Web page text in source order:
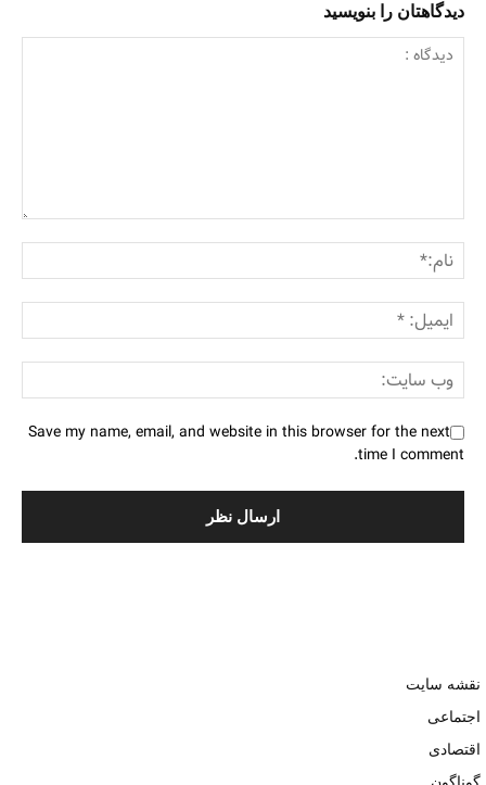
دیدگاهتان را بنویسید
Save my name, email, and website in this browser for the next
time I comment.
نقشه سایت
اجتماعی
اقتصادی
گوناگون